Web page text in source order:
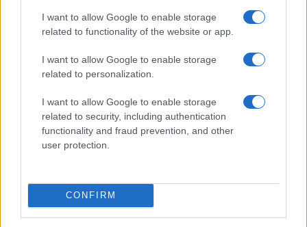
I want to allow Google to enable storage
related to functionality of the website or app.
I want to allow Google to enable storage
related to personalization.
I want to allow Google to enable storage
related to security, including authentication
functionality and fraud prevention, and other
user protection.
CONFIRM
Crollo a Pistunina: vigili del fuoco al lavoro per trovare
i superstiti
ALTRI ANIMALI